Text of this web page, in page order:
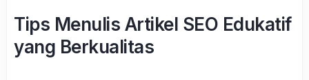
Tips Menulis Artikel SEO Edukatif
yang Berkualitas